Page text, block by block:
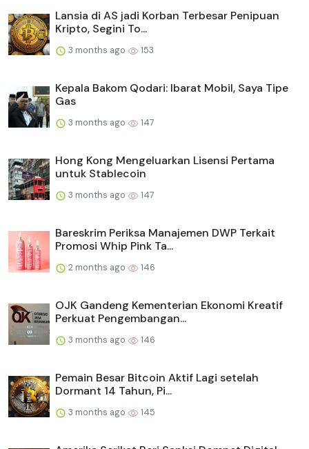
Lansia di AS jadi Korban Terbesar Penipuan
Kripto, Segini To...
3 months ago 153
Kepala Bakom Qodari: Ibarat Mobil, Saya Tipe
Gas
3 months ago 147
Hong Kong Mengeluarkan Lisensi Pertama
untuk Stablecoin
3 months ago 147
Bareskrim Periksa Manajemen DWP Terkait
Promosi Whip Pink Ta...
2 months ago 146
OJK Gandeng Kementerian Ekonomi Kreatif
Perkuat Pengembangan...
3 months ago 146
Pemain Besar Bitcoin Aktif Lagi setelah
Dormant 14 Tahun, Pi...
3 months ago 145